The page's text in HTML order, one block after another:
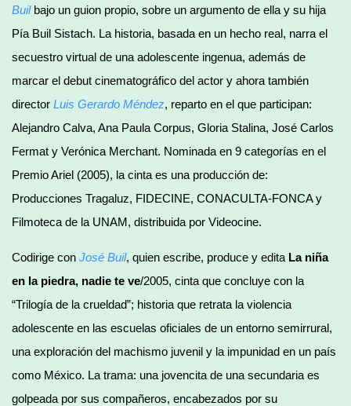
Buil bajo un guion propio, sobre un argumento de ella y su hija
Pía Buil Sistach. La historia, basada en un hecho real, narra el
secuestro virtual de una adolescente ingenua, además de
marcar el debut cinematográfico del actor y ahora también
director Luis Gerardo Méndez, reparto en el que participan:
Alejandro Calva, Ana Paula Corpus, Gloria Stalina, José Carlos
Fermat y Verónica Merchant. Nominada en 9 categorías en el
Premio Ariel (2005), la cinta es una producción de:
Producciones Tragaluz, FIDECINE, CONACULTA-FONCA y
Filmoteca de la UNAM, distribuida por Videocine.
Codirige con José Buil, quien escribe, produce y edita La niña
en la piedra, nadie te ve/2005, cinta que concluye con la
“Trilogía de la crueldad”; historia que retrata la violencia
adolescente en las escuelas oficiales de un entorno semirrural,
una exploración del machismo juvenil y la impunidad en un país
como México. La trama: una jovencita de una secundaria es
golpeada por sus compañeros, encabezados por su